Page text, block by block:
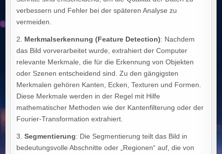
verbessern und Fehler bei der späteren Analyse zu
vermeiden.
2. Merkmalserkennung (Feature Detection): Nachdem
das Bild vorverarbeitet wurde, extrahiert der Computer
relevante Merkmale, die für die Erkennung von Objekten
oder Szenen entscheidend sind. Zu den gängigsten
Merkmalen gehören Kanten, Ecken, Texturen und Formen.
Diese Merkmale werden in der Regel mit Hilfe
mathematischer Methoden wie der Kantenfilterung oder der
Fourier-Transformation extrahiert.
3.Segmentierung: Die Segmentierung teilt das Bild in
bedeutungsvolle Abschnitte oder „Regionen“ auf, die von